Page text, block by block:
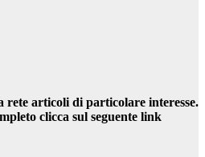
rete articoli di particolare interesse.
clicca sul seguente link